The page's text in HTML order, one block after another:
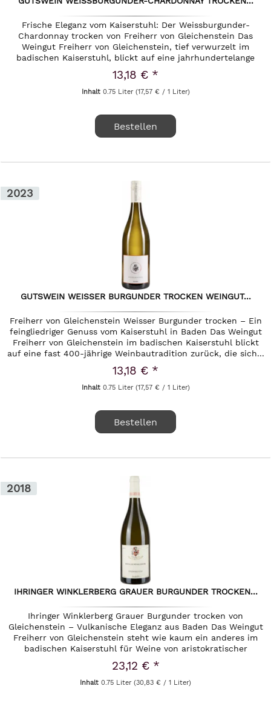
Frische Eleganz vom Kaiserstuhl: Der Weissburgunder-
Chardonnay trocken von Freiherr von Gleichenstein Das
Weingut Freiherr von Gleichenstein, tief verwurzelt im
badischen Kaiserstuhl, blickt auf eine jahrhundertelange
Weinbautradition...
13,18 € *
Inhalt 0.75 Liter (17,57 € / 1 Liter)
Bestellen
2023
GUTSWEIN WEISSER BURGUNDER TROCKEN WEINGUT...
Freiherr von Gleichenstein Weisser Burgunder trocken – Ein
feingliedriger Genuss vom Kaiserstuhl in Baden Das Weingut
Freiherr von Gleichenstein im badischen Kaiserstuhl blickt
auf eine fast 400-jährige Weinbautradition zurück, die sich...
13,18 € *
Inhalt 0.75 Liter (17,57 € / 1 Liter)
Bestellen
2018
IHRINGER WINKLERBERG GRAUER BURGUNDER TROCKEN...
Ihringer Winklerberg Grauer Burgunder trocken von
Gleichenstein – Vulkanische Eleganz aus Baden Das Weingut
Freiherr von Gleichenstein steht wie kaum ein anderes im
badischen Kaiserstuhl für Weine von aristokratischer
Eleganz und tief...
23,12 € *
Inhalt0.75 Liter(30,83 € / 1 Liter)